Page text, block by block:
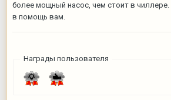
более мощный насос, чем стоит в чиллере.
в помощь вам.
Награды пользователя